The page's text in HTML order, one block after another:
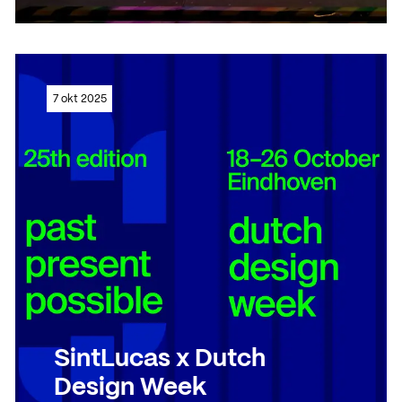
Lees meer
Lees meer
7 okt 2025
SintLucas x Dutch
Design Week